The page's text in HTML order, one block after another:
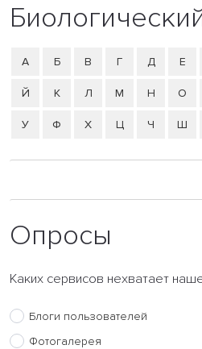
А Б В Г Д Е
Й К Л М Н О
У Ф Х Ц Ч Ш
Опросы
Каких сервисов нехватает
Блоги пользователей
Фотогалерея